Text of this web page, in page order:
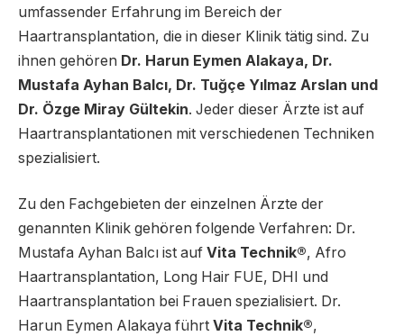
umfassender Erfahrung im Bereich der
Haartransplantation, die in dieser Klinik tätig sind. Zu
ihnen gehören Dr. Harun Eymen Alakaya, Dr.
Mustafa Ayhan Balcı, Dr. Tuğçe Yılmaz Arslan und
Dr. Özge Miray Gültekin. Jeder dieser Ärzte ist auf
Haartransplantationen mit verschiedenen Techniken
spezialisiert.
Zu den Fachgebieten der einzelnen Ärzte der
genannten Klinik gehören folgende Verfahren: Dr.
Mustafa Ayhan Balcı ist auf Vita Technik®, Afro
Haartransplantation, Long Hair FUE, DHI und
Haartransplantation bei Frauen spezialisiert. Dr.
Harun Eymen Alakaya führt Vita Technik®,